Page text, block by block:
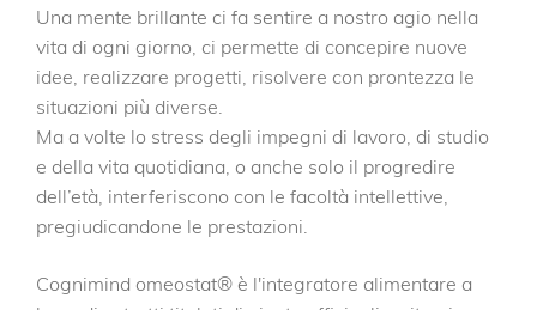
Una mente brillante ci fa sentire a nostro agio nella
vita di ogni giorno, ci permette di concepire nuove
idee, realizzare progetti, risolvere con prontezza le
situazioni più diverse.
Ma a volte lo stress degli impegni di lavoro, di studio
e della vita quotidiana, o anche solo il progredire
dell’età, interferiscono con le facoltà intellettive,
pregiudicandone le prestazioni.
Cognimind omeostat® è l'integratore alimentare a